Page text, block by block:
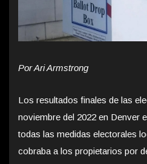
Por Ari Armstrong
Los resultados finales de las
noviembre del 2022 en Denver
todas las medidas electorales
cobraba a los propietarios por